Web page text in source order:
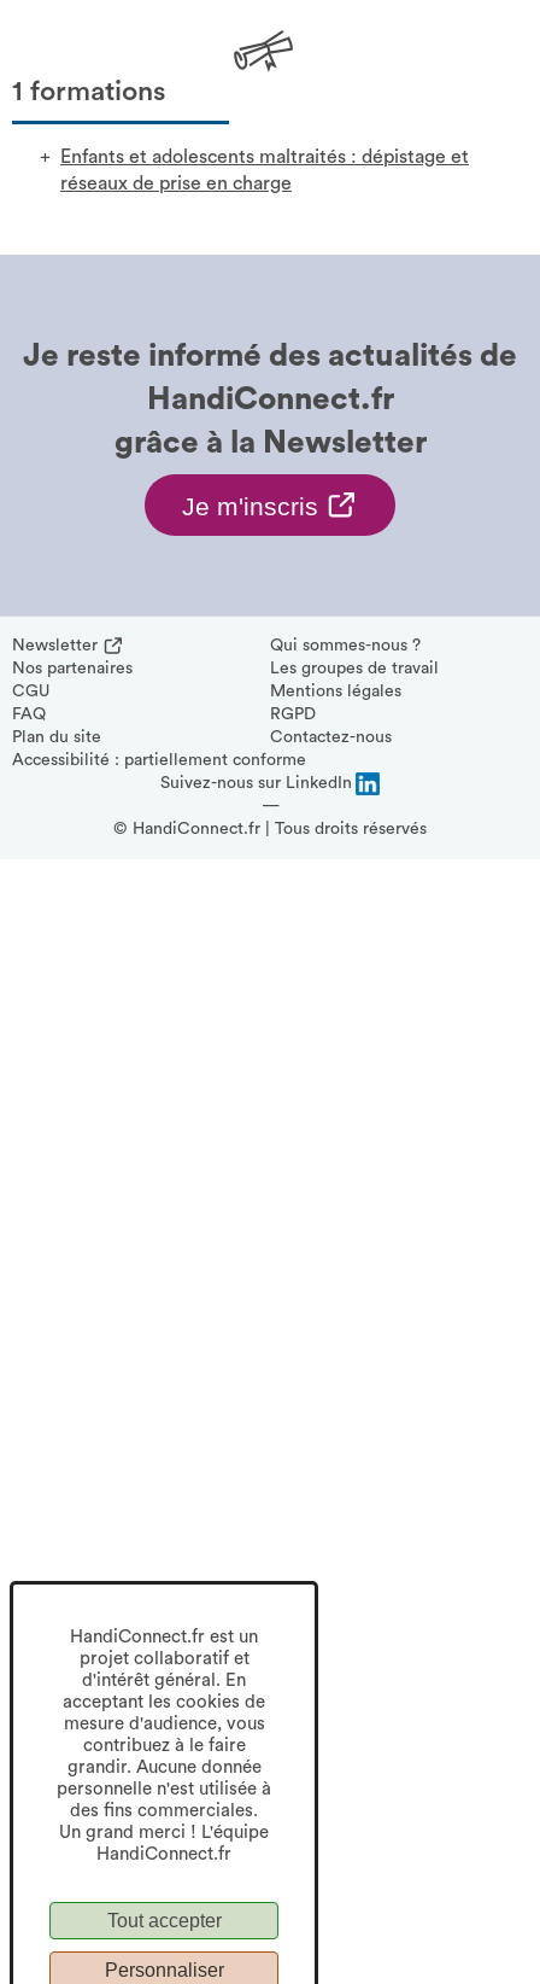
HandiConnect.fr est un
projet collaboratif et
d'intérêt général. En
acceptant les cookies de
mesure d'audience, vous
contribuez à le faire
grandir. Aucune donnée
personnelle n'est utilisée à
des fins commerciales.
Un grand merci ! L'équipe
HandiConnect.fr
Tout accepter
Personnaliser
1 formations
Enfants et adolescents maltraités : dépistage et
réseaux de prise en charge
Je m'inscris
m'inscris
Newsletter.
S'ouvre
une
nouvelle
fenêtre
Je reste informé des actualités de
HandiConnect.fr
grâce à la Newsletter
© HandiConnect.fr | Tous droits réservés
—
Suivez-nous sur LinkedIn
Newsletter
à
dans
fenêtre
Qui sommes-nous ?
Nos partenaires
Les groupes de travail
CGU
Mentions légales
FAQ
RGPD
Plan du site
Contactez-nous
Accessibilité : partiellement conforme